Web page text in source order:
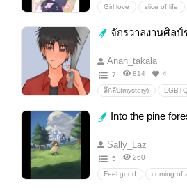
Girl love slice of life
จักรวาลงานศิล
Anan_takala
7 814 4
ลึกลับ(mystery)
Into the pine
Sally_Laz
5 260
Feel good coming of